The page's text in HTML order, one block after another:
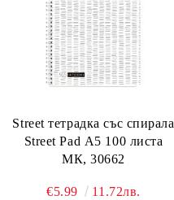
Street тетрадка със спирала
Street Pad А5 100 листа
МК, 30662
€5.99 11.72лв.